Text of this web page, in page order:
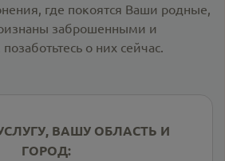
где покоятся Ваши родные,
заброшенными и
о них сейчас.
ВАШУ ОБЛАСТЬ И
ГОРОД: